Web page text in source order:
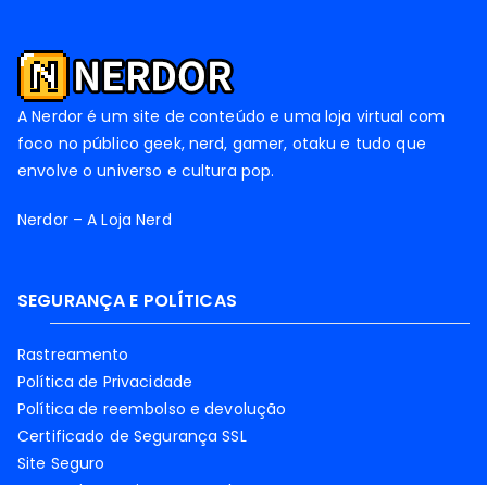
A Nerdor é um site de conteúdo e uma loja virtual com
foco no público geek, nerd, gamer, otaku e tudo que
envolve o universo e cultura pop.
Nerdor – A Loja Nerd
SEGURANÇA E POLÍTICAS
Rastreamento
Política de Privacidade
Política de reembolso e devolução
Certificado de Segurança SSL
Site Seguro